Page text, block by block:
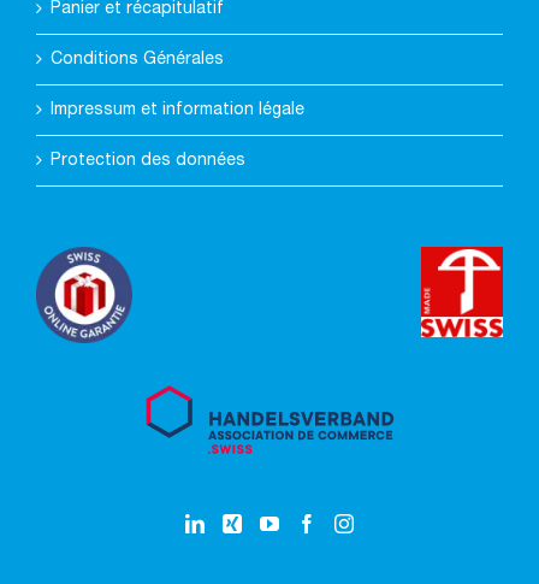
Panier et récapitulatif
Conditions Générales
Impressum et information légale
Protection des données